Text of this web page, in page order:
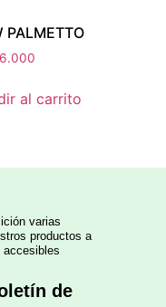
PALMETTO
al carrito
varias
productos a
accesibles
de